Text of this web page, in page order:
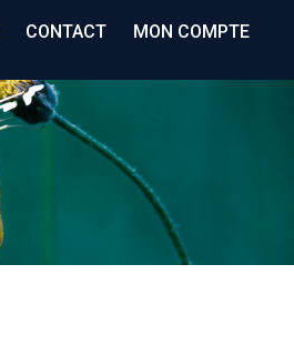
CONTACT MON COMPTE